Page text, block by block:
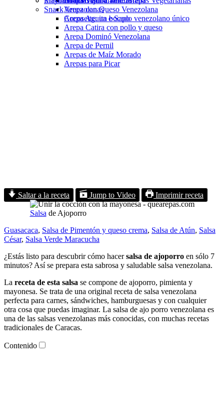
Arepa con Queso Venezolana
Arepa Aguita e Sapo
Arepa Catira con pollo y queso
Arepa Dominó Venezolana
Arepa de Pernil
Arepas de Maíz Morado
Arepas para Picar
Venezolanas
Snack
Cocosette: un bocado venezolano único
Saltar a la receta Jump to Video Imprimir receta
Salsa de Ajoporro
Guasacaca, Salsa de Pimentón y queso crema, Salsa de Atún, Salsa
César, Salsa Verde Maracucha
¿Estás listo para descubrir cómo hacersalsa de ajoporro en sólo 7
minutos? Así se prepara esta sabrosa y saludable salsa venezolana.
La receta de esta salsa se compone de ajoporro, pimienta y
mayonesa. Se trata de una original receta de salsa venezolana
perfecta para carnes, sándwiches, hamburguesas y con cualquier
otra cosa que puedas imaginar. La salsa de ajo porro venezolana es
una de las salsas venezolanas más conocidas, con muchas recetas
tradicionales de Caracas.
Contenido